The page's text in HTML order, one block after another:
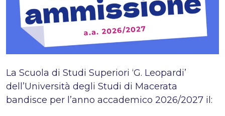
La Scuola di Studi Superiori ‘G. Leopardi’
dell’Università degli Studi di Macerata
bandisce per l’anno accademico 2026/2027 il: